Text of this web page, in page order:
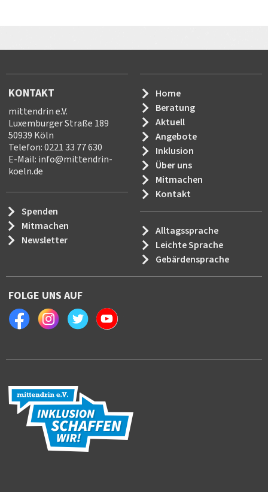
KONTAKT
mittendrin e.V.
Luxemburger Straße 189
50939 Köln
Telefon: 0221 33 77 630
E-Mail: info@mittendrin-
koeln.de
Spenden
Mitmachen
Newsletter
Home
Beratung
Aktuell
Angebote
Inklusion
Über uns
Mitmachen
Kontakt
Alltagssprache
Leichte Sprache
Gebärdensprache
FOLGE UNS AUF
FacebookInstagramTwitter